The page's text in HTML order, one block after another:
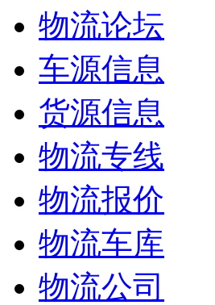
物流论坛
车源信息
货源信息
物流专线
物流报价
物流车库
物流公司